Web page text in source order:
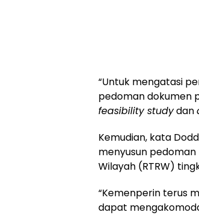
“Untuk mengatasi
pedoman dokumen
feasibility studydan
Kemudian, kata
menyusun pedoman
Wilayah (RTRW)
“Kemenperin terus
dapat